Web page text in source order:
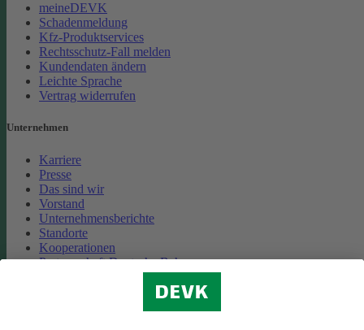
meineDEVK
Schadenmeldung
Kfz-Produktservices
Rechtsschutz-Fall melden
Kundendaten ändern
Leichte Sprache
Vertrag widerrufen
Unternehmen
Karriere
Presse
Das sind wir
Vorstand
Unternehmensberichte
Standorte
Kooperationen
Partnerschaft Deutsche Bahn